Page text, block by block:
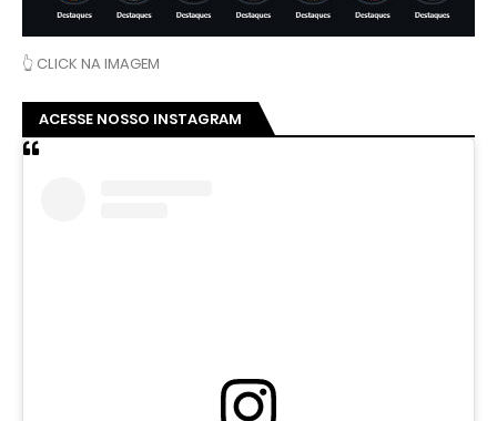
👆 CLICK NA IMAGEM
ACESSE NOSSO INSTAGRAM